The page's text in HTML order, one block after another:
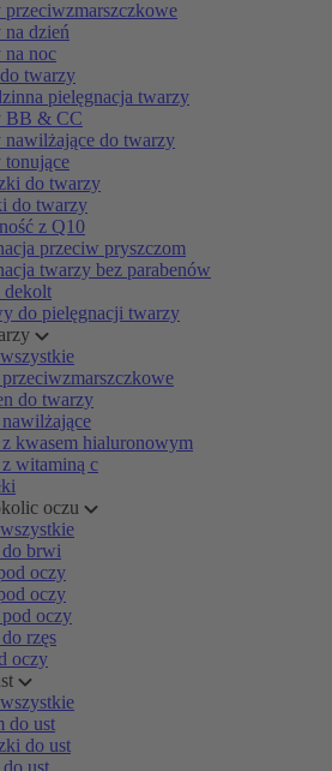
przeciwzmarszczkowe
dzień
na noc
twarzy
pielęgnacja twarzy
BB & CC
nawilżające do twarzy
tonujące
do twarzy
do twarzy
z Q10
przeciw pryszczom
twarzy bez parabenów
dekolt
do pielęgnacji twarzy
przeciwzmarszczkowe
do twarzy
z kwasem hialuronowym
z witaminą c
oczu
do brwi
oczy
oczy
oczy
rzęs
oczy
do ust
do ust
ust